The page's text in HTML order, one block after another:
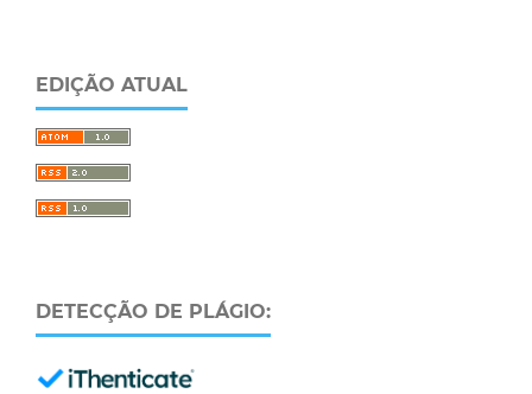
EDIÇÃO ATUAL
DETECÇÃO DE PLÁGIO: